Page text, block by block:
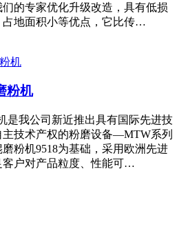
的专家优化升级改造，具有低损
占地面积小等优点，它比传…
粉机
是我公司新近推出具有国际先进技
技术产权的粉磨设备—MTW系列
粉机9518为基础，采用欧洲先进
客户对产品粒度、性能可…